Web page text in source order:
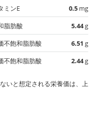
ミンE
0.5 mg
脂肪酸
5.44g
不飽和脂肪酸
6.51 g
不飽和脂肪酸
2.44g
いと想定される栄養価は、上